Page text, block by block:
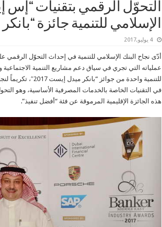
التحوّل الرقمي بتقنيات “إس
الإسلامي للتنمية جائزة
4 يوليو,2017
أدّى نجاح البنك الإسلامي للتنمية في إحداث التحوّل
عملياته التي تجري في سياق دعم مشاريع التنمية الاجتماعية
للتنمية واحدة من
في التقنيات الخاصة بالخدمات المصرفية الأساسية، وهو
هذه الجائزة الإقليمية المرموقة عن فئة “أفضل تنفيذ”.